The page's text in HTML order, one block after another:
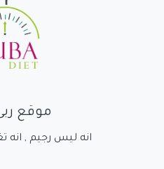
موقع
انه ليس رجيم , انه